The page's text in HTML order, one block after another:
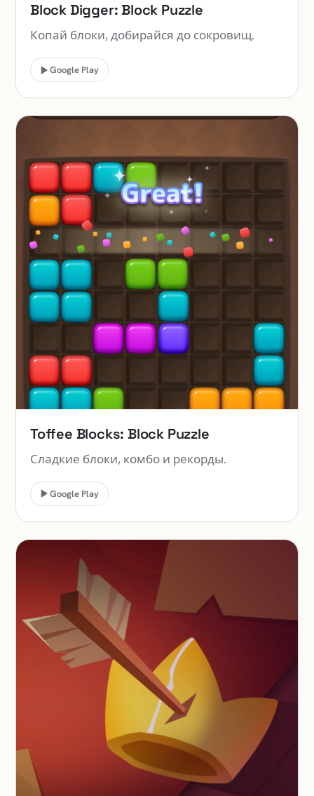
Block Digger: Block Puzzle
Копай блоки, добирайся до сокровищ.
Google Play
Toffee Blocks: Block Puzzle
Сладкие блоки, комбо и рекорды.
Google Play